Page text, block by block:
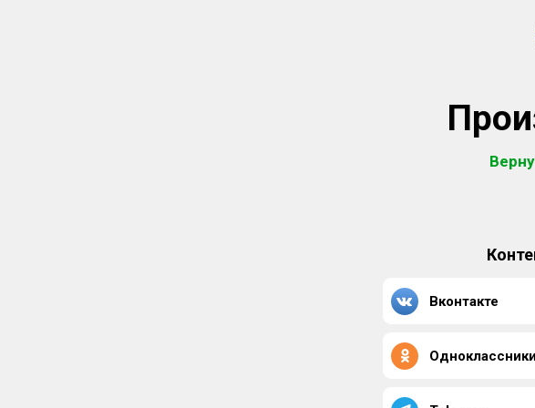
Вконтакте
Одноклассники